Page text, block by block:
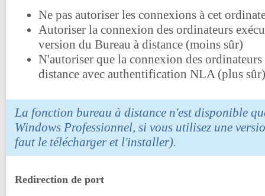
Ne pas autoriser les connexions à cet
Autoriser la connexion des ordinateurs
version du Bureau à distance (moins sûr)
N'autoriser que la connexion des
distance avec authentification NLA (plus sûr)
La fonction bureau à distance n'est disponible
Windows Professionnel, si vous utilisez une
faut le télécharger et l'installer).
Redirection de port